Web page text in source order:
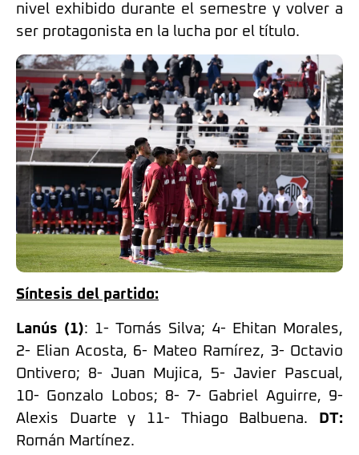
nivel exhibido durante el semestre y volver a
ser protagonista en la lucha por el título.
Síntesis del partido:
Lanús (1): 1- Tomás Silva; 4- Ehitan Morales,
2- Elian Acosta, 6- Mateo Ramírez, 3- Octavio
Ontivero; 8- Juan Mujica, 5- Javier Pascual,
10- Gonzalo Lobos; 8- 7- Gabriel Aguirre, 9-
Alexis Duarte y 11- Thiago Balbuena.
DT:
Román Martínez.